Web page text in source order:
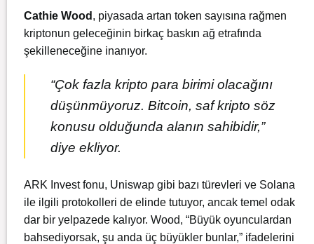
Cathie Wood , piyasada artan token sayısına rağmen
kriptonun geleceğinin birkaç baskın ağ etrafında
şekilleneceğine inanıyor.
“Çok fazla kripto para birimi olacağını
düşünmüyoruz. Bitcoin, saf kripto söz
konusu olduğunda alanın sahibidir,”
diye ekliyor.
ARK Invest fonu, Uniswap gibi bazı türevleri ve Solana
ile ilgili protokolleri de elinde tutuyor, ancak temel odak
dar bir yelpazede kalıyor. Wood, “Büyük oyunculardan
bahsediyorsak, şu anda üç büyükler bunlar,” ifadelerini